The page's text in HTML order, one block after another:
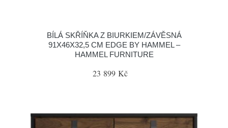
BÍLÁ SKŘÍŇKA Z BIURKIEM/ZÁVĚSNÁ
91X46X32,5 CM EDGE BY HAMMEL –
HAMMEL FURNITURE
23 899 Kč